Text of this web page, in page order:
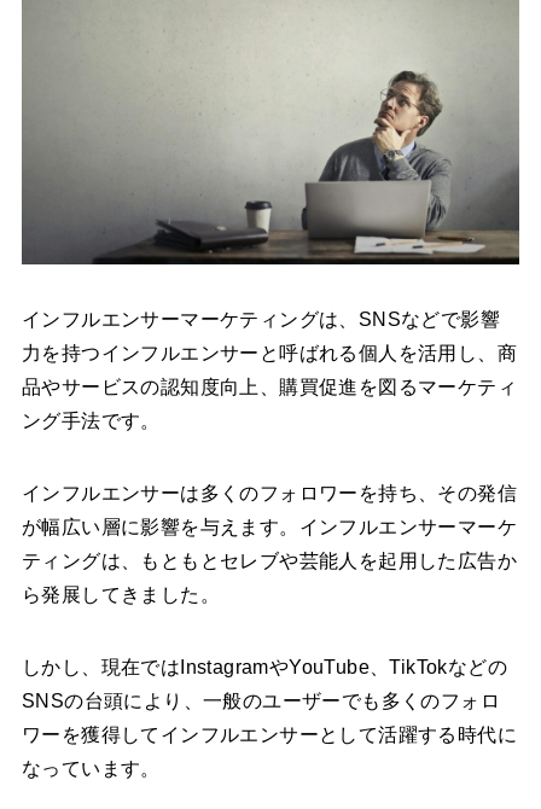
インフルエンサーマーケティングは、SNSなどで影響
力を持つインフルエンサーと呼ばれる個人を活用し、商
品やサービスの認知度向上、購買促進を図るマーケティ
ング手法です。
インフルエンサーは多くのフォロワーを持ち、その発信
が幅広い層に影響を与えます。インフルエンサーマーケ
ティングは、もともとセレブや芸能人を起用した広告か
ら発展してきました。
しかし、現在ではInstagramやYouTube、TikTokなどの
SNSの台頭により、一般のユーザーでも多くのフォロ
ワーを獲得してインフルエンサーとして活躍する時代に
なっています。